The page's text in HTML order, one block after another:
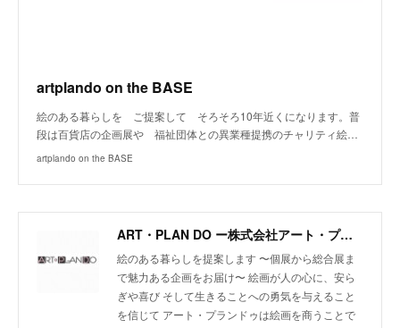
artplando on the BASE
絵のある暮らしを ご提案して そろそろ10年近くになります。普
段は百貨店の企画展や 福祉団体との異業種提携のチャリティ絵…
artplando on the BASE
ART・PLAN DO ー株式会社アート・プランドゥー
絵のある暮らしを提案します 〜個展から総合展ま
で魅力ある企画をお届け〜 絵画が人の心に、安ら
ぎや喜び そして生きることへの勇気を与えること
を信じて アート・プランドゥは絵画を商うことで